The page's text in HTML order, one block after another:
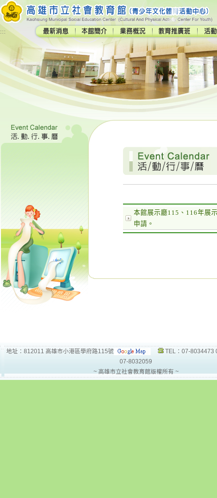
:::
本館展示廳115、116年展
申請。
地址：812011 高雄市小港區學府路115號
TEL：07-8034473
07-8032059
~ 高雄市立社會教育館版權所有 ~